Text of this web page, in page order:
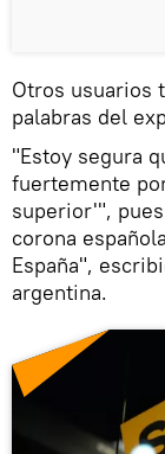
Otros usuarios
palabras del
"Estoy segura
fuertemente
superior'",
corona
España",
argentina.